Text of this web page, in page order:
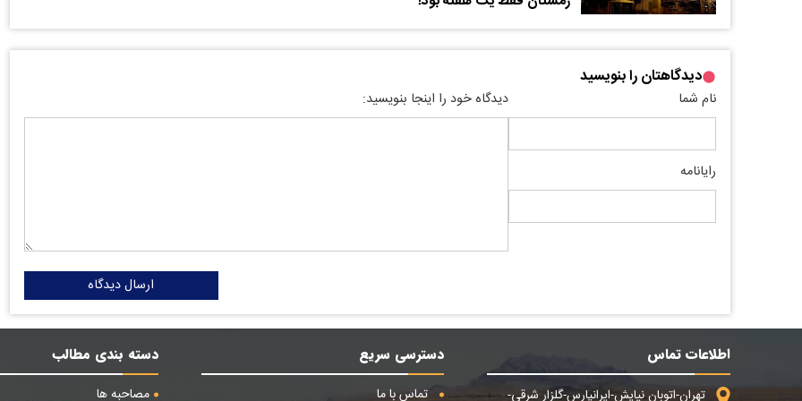
دیدگاهتان را بنویسید
نام شما
رایانامه
دیدگاه خود را اینجا بنویسید:
ارسال دیدگاه
اطلاعات تماس
تهران-اتوبان نیایش-ایرانپارس-گلزار شرقی-
دسترسی سریع
تماس با ما
دسته بندی مطالب
مصاحبه ها